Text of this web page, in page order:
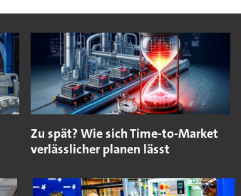
Zu spät? Wie sich Time-to-Market
verlässlicher planen lässt